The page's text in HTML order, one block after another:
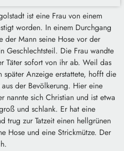
ist eine Frau von einem
worden. In einem Durchgang
der Mann seine Hose vor der
Geschlechtsteil. Die Frau wandte
Täter sofort von ihr ab. Weil das
Anzeige erstattete, hofft die
der Bevölkerung. Hier eine
nannte sich Christian und ist etwa
und schlank. Er hat eine
trug zur Tatzeit einen hellgrünen
Hose und eine Strickmütze. Der